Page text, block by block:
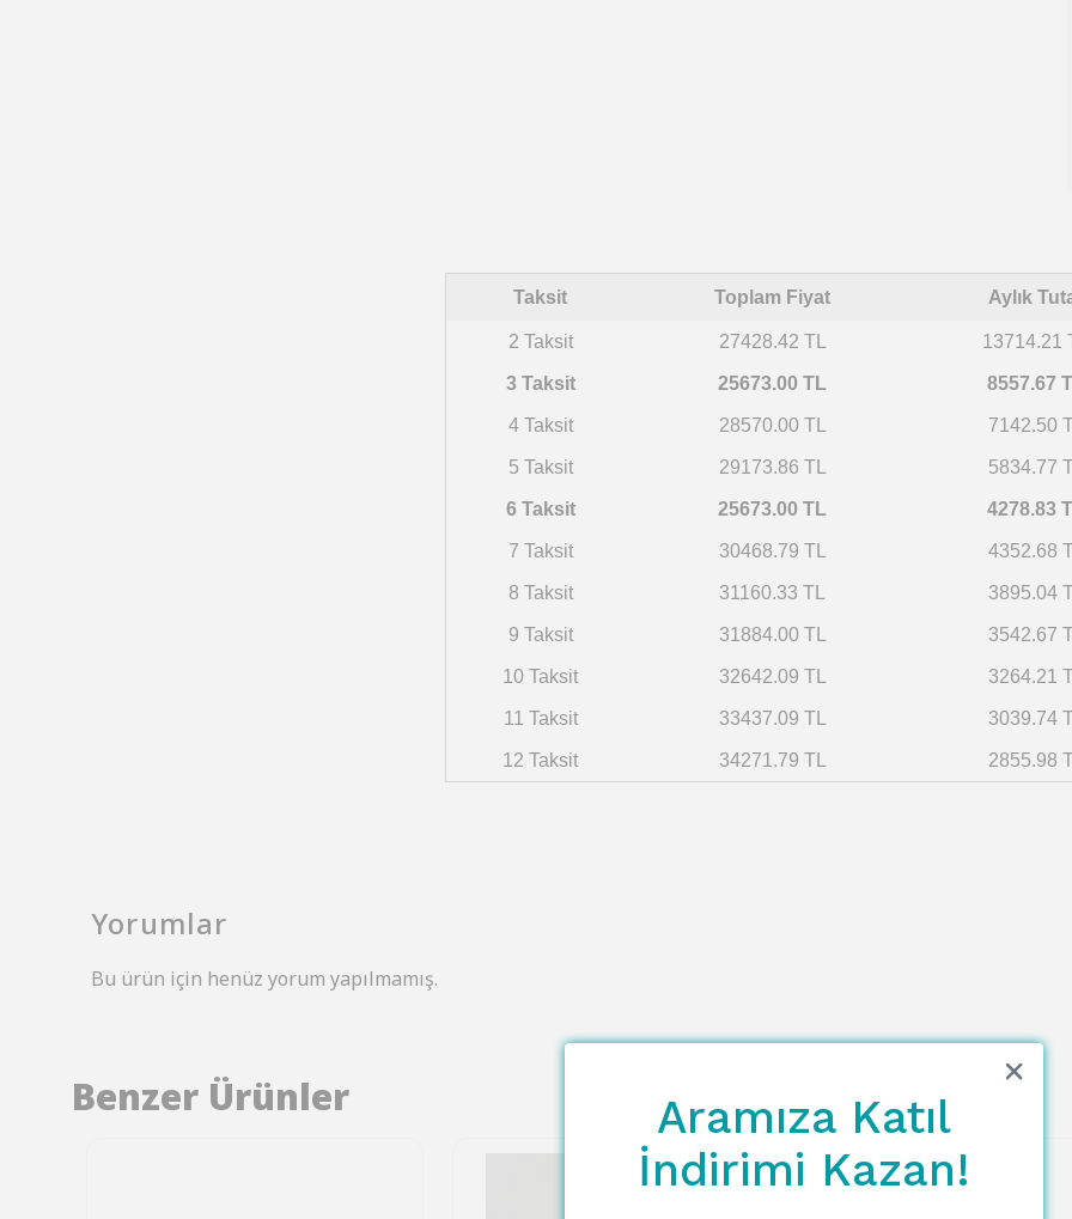
Taksit Toplam Fiyat Aylık
2 Taksit 27428.42 TL 13714.21
3 Taksit 25673.00 TL 8557.67
4 Taksit 28570.00 TL 7142.50
5 Taksit 29173.86 TL 5834.77
6 Taksit 25673.00 TL 4278.83
7 Taksit 30468.79 TL 4352.68
8 Taksit 31160.33 TL 3895.04
9 Taksit 31884.00 TL 3542.67
10 Taksit 32642.09 TL 3264.21
11 Taksit 33437.09 TL 3039.74
12 Taksit 34271.79 TL 2855.98
Yorumlar
Bu ürün için henüz yorum yapılmamış.
Benzer Ürünler
Aramıza Katıl
İndirimi Kazan!